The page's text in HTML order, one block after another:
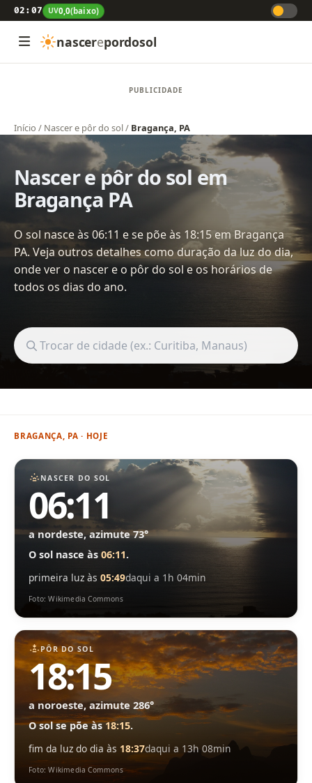
02:07 UV0,0(baixo)
nascerepordosol
Início / Nascer e pôr do sol/ Bragança, PA
Nascer e pôr do sol em
Bragança PA
O sol nasce às 06:11 e se põe às 18:15 em Bragança
PA. Veja outros detalhes como duração da luz do dia,
onde ver o nascer e o pôr do sol e os horários de
todos os dias do ano.
Buscar cidade
BRAGANÇA, PA · HOJE
NASCER DO SOL
06:11
a nordeste, azimute 73°
O sol nasce às06:11.
primeira luz às05:49daqui a 1h 04min
Foto: Wikimedia Commons
PÔR DO SOL
18:15
a noroeste, azimute 286°
O sol se põe às18:15.
fim da luz do dia às 18:37daqui a 13h 08min
Foto: Wikimedia Commons